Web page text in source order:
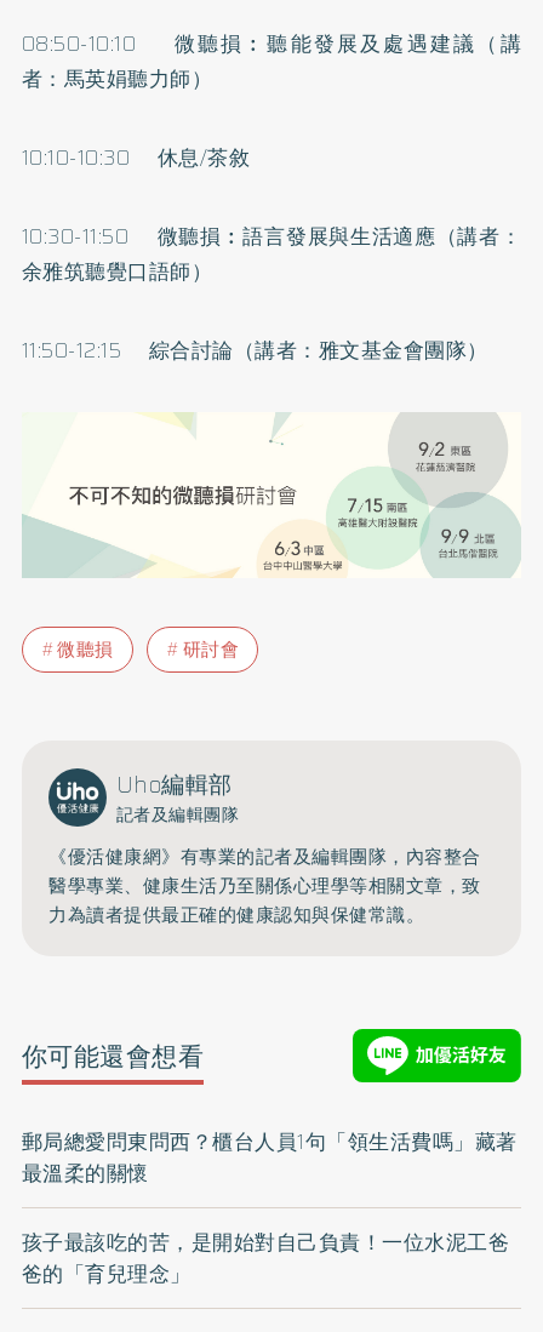
08:50-10:10 微聽損︰聽能發展及處遇建議（講
者：馬英娟聽力師）
10:10-10:30 休息/茶敘
10:30-11:50 微聽損︰語言發展與生活適應（講者：
余雅筑聽覺口語師）
11:50-12:15 綜合討論（講者：雅文基金會團隊）
微聽損 研討會
Uho編輯部
記者及編輯團隊
《優活健康網》有專業的記者及編輯團隊，內容整合
醫學專業、健康生活乃至關係心理學等相關文章，致
力為讀者提供最正確的健康認知與保健常識。
你可能還會想看
郵局總愛問東問西？櫃台人員1句「領生活費嗎」藏著
最溫柔的關懷
孩子最該吃的苦，是開始對自己負責！一位水泥工爸
爸的「育兒理念」